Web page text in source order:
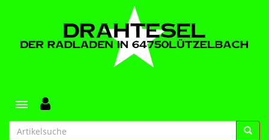
Toggle navigation